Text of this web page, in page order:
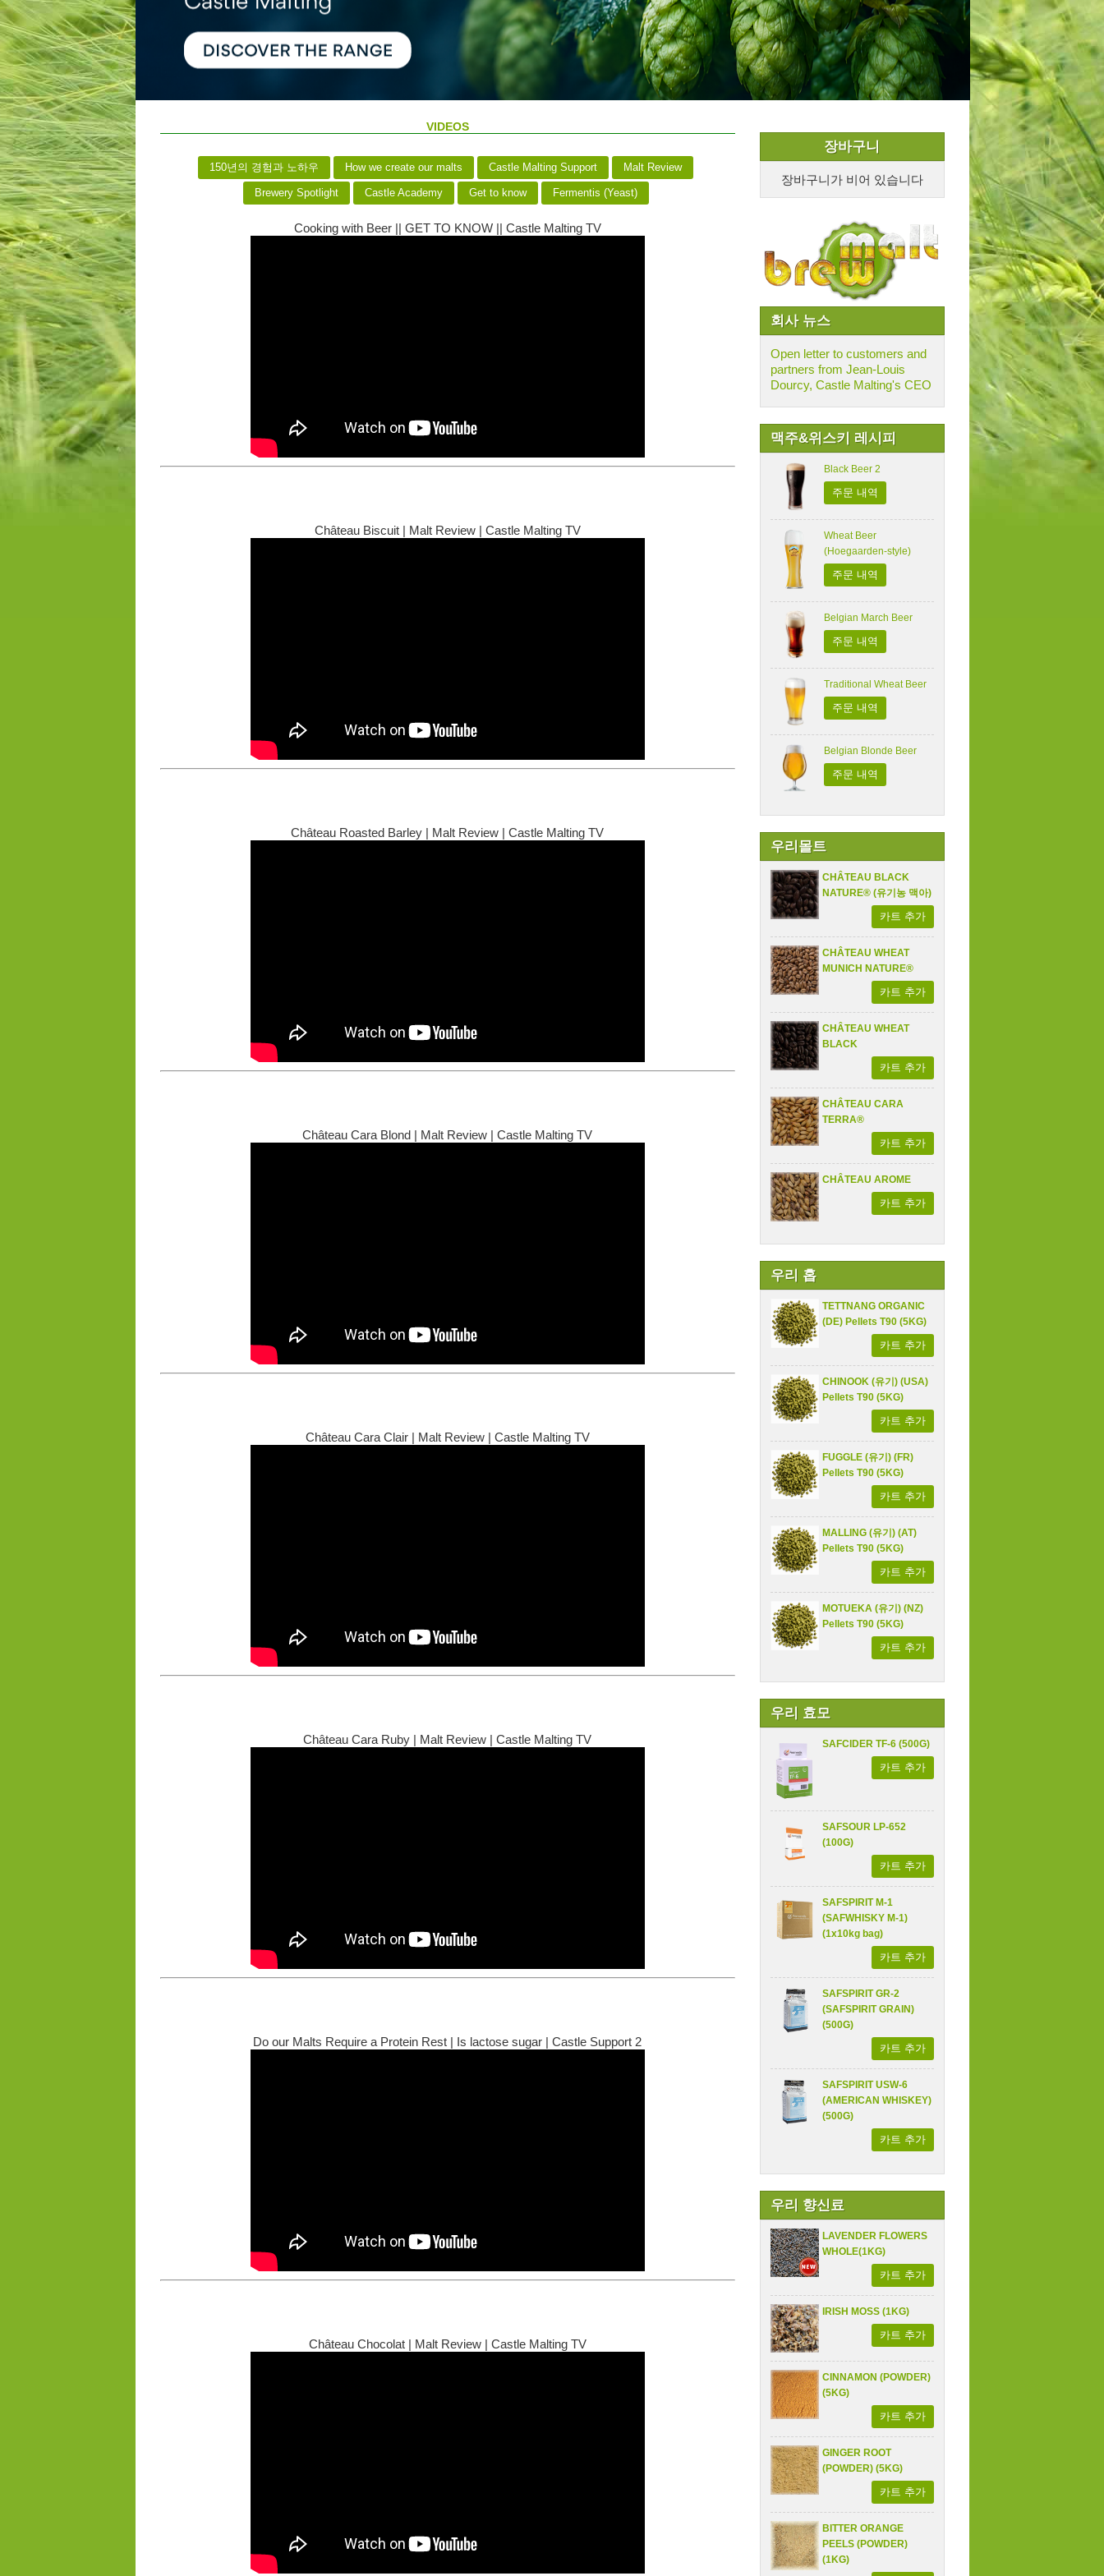
장바구니
장바구니가 비어 있습니다
회사 뉴스
Open letter to customers and
partners from Jean-Louis
Dourcy, Castle Malting's CEO
맥주&위스키 레시피
Black Beer 2
주문 내역
Wheat Beer
(Hoegaarden-style)
주문 내역
Belgian March Beer
주문 내역
Traditional Wheat Beer
주문 내역
Belgian Blonde Beer
주문 내역
우리몰트
CHÂTEAU BLACK
NATURE® (유기농 맥아)
카트 추가
CHÂTEAU WHEAT
MUNICH NATURE®
카트 추가
CHÂTEAU WHEAT
BLACK
카트 추가
CHÂTEAU CARA
TERRA®
카트 추가
CHÂTEAU AROME
카트 추가
우리 홉
TETTNANG ORGANIC
(DE) Pellets T90 (5KG)
카트 추가
CHINOOK (유기) (USA)
Pellets T90 (5KG)
카트 추가
FUGGLE (유기) (FR)
Pellets T90 (5KG)
카트 추가
MALLING (유기) (AT)
Pellets T90 (5KG)
카트 추가
MOTUEKA (유기) (NZ)
Pellets T90 (5KG)
카트 추가
우리 효모
SAFCIDER TF-6 (500G)
카트 추가
SAFSOUR LP-652
(100G)
카트 추가
SAFSPIRIT M-1
(SAFWHISKY M-1)
(1x10kg bag)
카트 추가
SAFSPIRIT GR-2
(SAFSPIRIT GRAIN)
(500G)
카트 추가
SAFSPIRIT USW-6
(AMERICAN WHISKEY)
(500G)
카트 추가
우리 향신료
LAVENDER FLOWERS
WHOLE(1KG)
카트 추가
IRISH MOSS (1KG)
카트 추가
CINNAMON (POWDER)
(5KG)
카트 추가
GINGER ROOT
(POWDER) (5KG)
카트 추가
BITTER ORANGE
PEELS (POWDER)
(1KG)
VIDEOS
150년의 경험과 노하우 How we create our malts Castle Malting Support Malt Review
Brewery Spotlight Castle Academy Get to know Fermentis (Yeast)
Cooking with Beer || GET TO KNOW || Castle Malting TV
Château Biscuit | Malt Review | Castle Malting TV
Château Roasted Barley | Malt Review | Castle Malting TV
Château Cara Blond | Malt Review | Castle Malting TV
Château Cara Clair | Malt Review | Castle Malting TV
Château Cara Ruby | Malt Review | Castle Malting TV
Do our Malts Require a Protein Rest | Is lactose sugar | Castle Support 2
Château Chocolat | Malt Review | Castle Malting TV